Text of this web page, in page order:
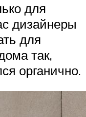
для
дизайнеры
для
так,
органично.